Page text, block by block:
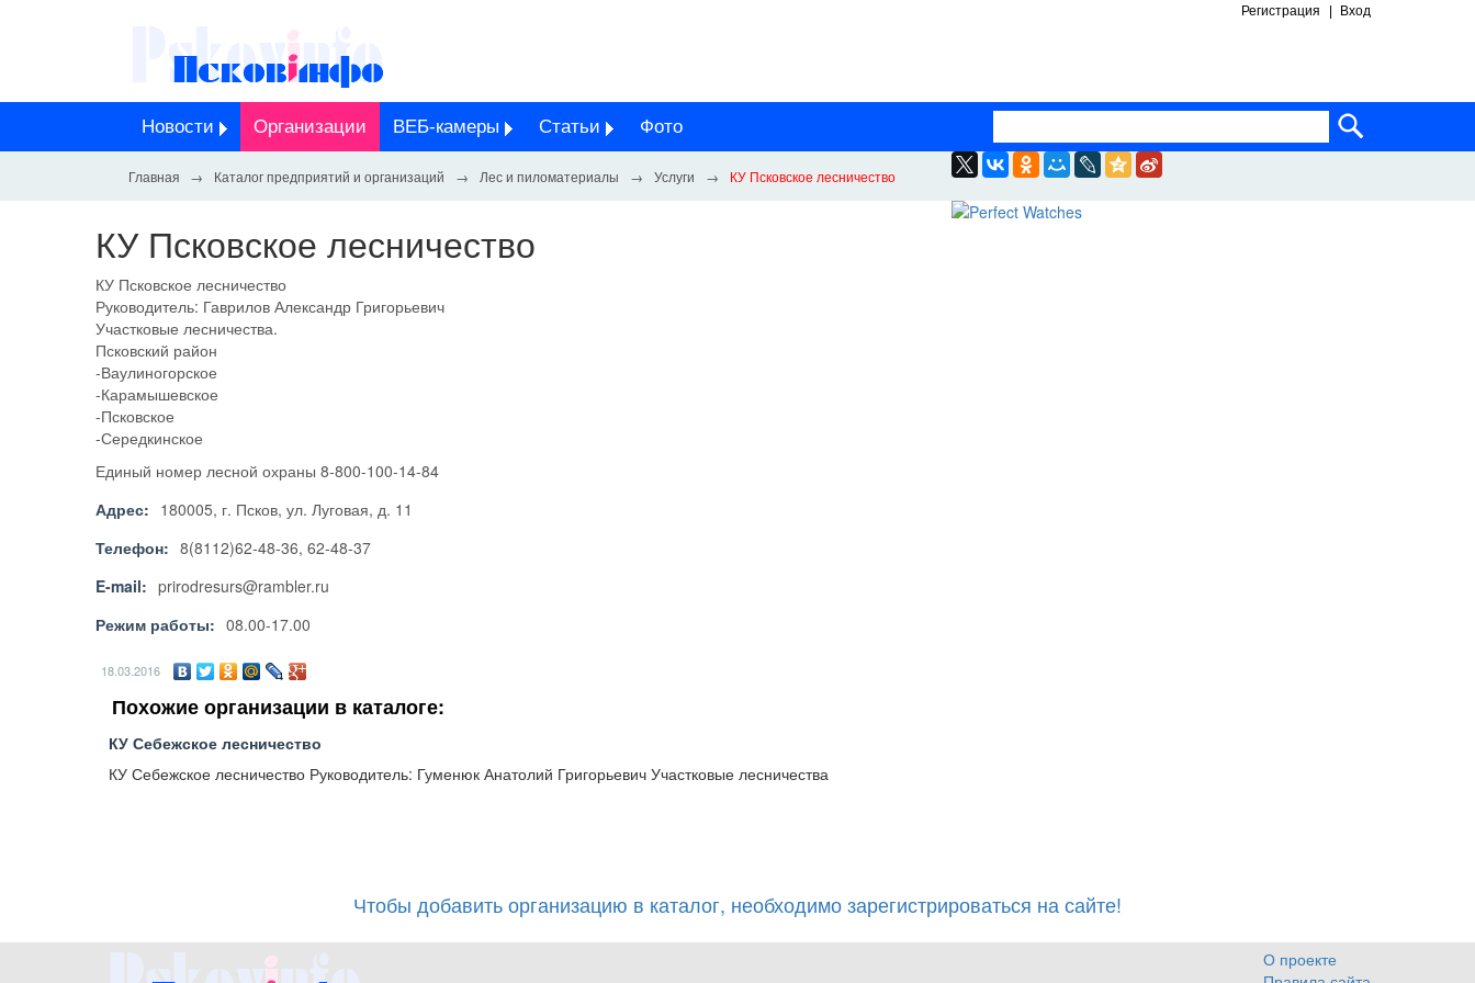
Регистрация Вход
Новости Организации ВЕБ-камеры Статьи Фото
Каталог предприятий и организаций Лес и пиломатериалы Услуги КУ Псковское лесничество
КУ Псковское лесничество
КУ Псковское лесничество
Руководитель: Гаврилов Александр Григорьевич
Участковые лесничества.
Псковский район
-Ваулиногорское
-Карамышевское
-Псковское
-Середкинское
Единый номер лесной охраны 8-800-100-14-84
Адрес: 180005, г. Псков, ул. Луговая, д. 11
Телефон: 8(8112)62-48-36, 62-48-37
E-mail: prirodresurs@rambler.ru
Режим работы: 08.00-17.00
18.03.2016
Похожие организации в каталоге:
КУ Себежское лесничество
КУ Себежское лесничество Руководитель: Гуменюк Анатолий Григорьевич Участковые лесничества
Чтобы добавить организацию в каталог, необходимо зарегистрироваться на сайте!
О проекте